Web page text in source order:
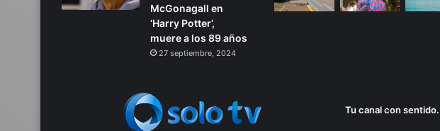
McGonagall en
‘Harry Potter’,
muere a los 89 años
27 septiembre, 2024
Tu canal con sentido.